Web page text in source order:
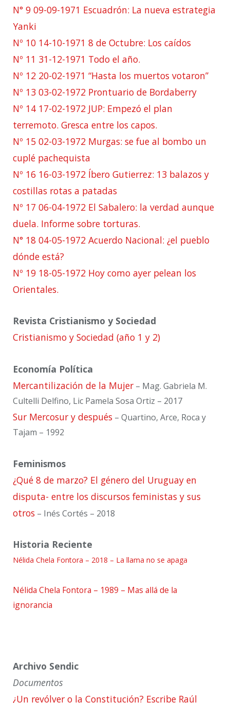
N° 9 09-09-1971 Escuadrón: La nueva estrategia
Yanki
Nº 10 14-10-1971 8 de Octubre: Los caídos
Nº 11 31-12-1971 Todo el año.
Nº 12 20-02-1971 “Hasta los muertos votaron”
Nº 13 03-02-1972 Prontuario de Bordaberry
Nº 14 17-02-1972 JUP: Empezó el plan
terremoto. Gresca entre los capos.
Nº 15 02-03-1972 Murgas: se fue al bombo un
cuplé pachequista
Nº 16 16-03-1972 Íbero Gutierrez: 13 balazos y
costillas rotas a patadas
Nº 17 06-04-1972 El Sabalero: la verdad aunque
duela. Informe sobre torturas.
N° 18 04-05-1972 Acuerdo Nacional: ¿el pueblo
dónde está?
Nº 19 18-05-1972 Hoy como ayer pelean los
Orientales.
Revista Cristianismo y Sociedad
Cristianismo y Sociedad (año 1 y 2)
Economía Política
Mercantilización de la Mujer – Mag. Gabriela M.
Cultelli Delfino, Lic Pamela Sosa Ortiz – 2017
Sur Mercosur y después – Quartino, Arce, Roca y
Tajam – 1992
Feminismos
¿Qué 8 de marzo? El género del Uruguay en
disputa- entre los discursos feministas y sus
otros – Inés Cortés – 2018
Historia Reciente
Nélida Chela Fontora – 2018 – La llama no se apaga
Nélida Chela Fontora – 1989 – Mas allá de la
ignorancia
Archivo Sendic
Documentos
¿Un revólver o la Constitución? Escribe Raúl